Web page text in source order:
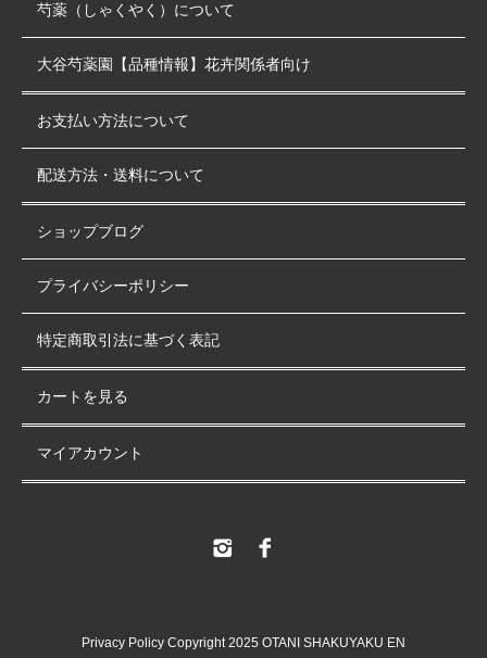
芍薬（しゃくやく）について
大谷芍薬園【品種情報】花卉関係者向け
お支払い方法について
配送方法・送料について
ショップブログ
プライバシーポリシー
特定商取引法に基づく表記
カートを見る
マイアカウント
Privacy Policy Copyright 2025 OTANI SHAKUYAKU EN